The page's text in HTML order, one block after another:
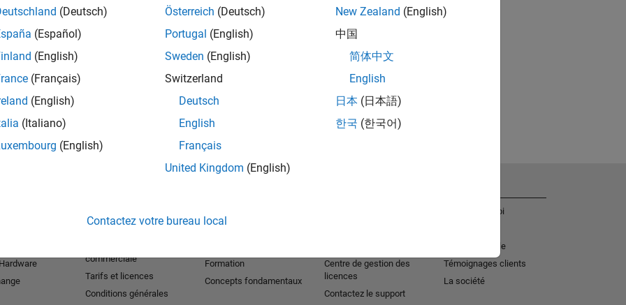
app in Image Processing Toolbox lets you visualize and
(Deutsch)
(Español)
(English)
(Français)
(English)
(Italiano)
(English)
Österreich (Deutsch)
Portugal (English)
Sweden (English)
Switzerland
Deutsch
English
Français
United Kingdom (English)
New Zealand (English)
中国
简体中文
English
日本 (日本語)
한국 (한국어)
Contactez votre bureau local
commerciale
Tarifs et licences
Conditions générales
Formation
Concepts fondamentaux
Centre de gestion des
licences
Contactez le support
Offres d'emploi
Mission sociale
Témoignages clients
La société